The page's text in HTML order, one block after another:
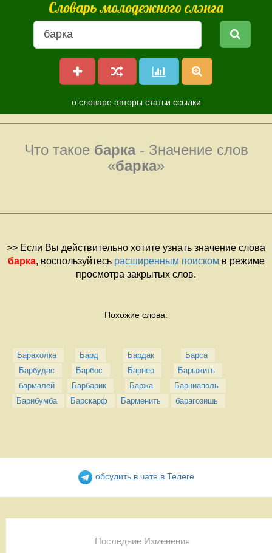
Словарь молодежного слэнга
о словаре авторы статьи ссылки
Что такое барка- Значение слов
«барка»
>> Если Вы действительно хотите узнать значение слова
барка, воспользуйтесь расширенным поиском в режиме
просмотра закрытых слов.
Похожие слова:
Барахолка
Барбудас
бармалей
Барибумба
Бард
Барбос
Барбарик
Барскарф
Бардак
Барнео
Баржа
Барменить
Барса
Барыжить
Барниаполь
барагозишь
обсудить в чате в Телеге
Последние Изменения